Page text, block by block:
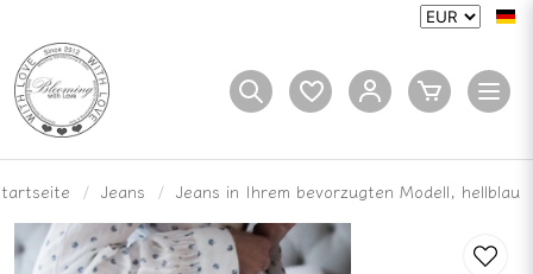
Jeans Jeans in Ihrem bevorzugten Modell, hellblau